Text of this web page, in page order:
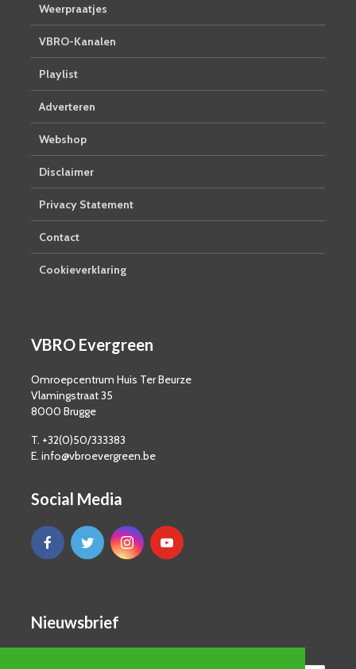
Weerpraatjes
VBRO-Kanalen
Playlist
Adverteren
Webshop
Disclaimer
Privacy Statement
Contact
Cookieverklaring
VBRO Evergreen
Omroepcentrum Huis Ter Beurze
Vlamingstraat 35
8000 Brugge
T. +32(0)50/333383
E. info@vbroevergreen.be
Social Media
Nieuwsbrief